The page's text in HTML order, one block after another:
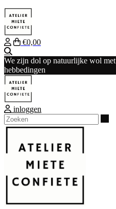
€0,00
We zijn dol op natuurlijke wol
hebbedingen
inloggen